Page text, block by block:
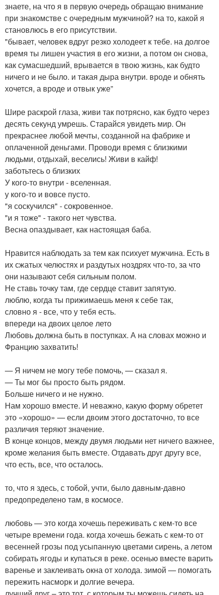
знаете, на что я в первую очередь обращаю внимание
при знакомстве с очередным мужчиной? на то, какой я
становлюсь в его присутствии.
"бывает, человек вдруг резко холодеет к тебе. на долгое
время ты лишен участия в его жизни, а потом он снова,
как сумасшедший, врывается в твою жизнь, как будто
ничего и не было. и такая дыра внутри. вроде и обнять
хочется, а вроде и отвык уже”
Шире раскрой глаза, живи так потрясно, как будто через
десять секунд умрешь. Старайся увидеть мир. Он
прекраснее любой мечты, созданной на фабрике и
оплаченной деньгами. Проводи время с близкими
людьми, отдыхай, веселись! Живи в кайф!
заботьтесь о близких
У кого-то внутри - вселенная.
у кого-то и вовсе пусто.
"я соскучился" - сокровенное.
"и я тоже" - такого нет чувства.
Весна опаздывает, как настоящая баба.
Нравится наблюдать за тем как психует мужчина. Есть в
их сжатых челюстях и раздутых ноздрях что-то, за что
они называют себя сильным полом.
Не ставь точку там, где сердце ставит запятую.
люблю, когда ты прижимаешь меня к себе так,
словно я - все, что у тебя есть.
впереди на двоих целое лето
Любовь должна быть в поступках. А на словах можно и
Францию захватить!
— Я ничем не могу тебе помочь, — сказал я.
— Ты мог бы просто быть рядом.
Больше ничего и не нужно.
Нам хорошо вместе. И неважно, какую форму обретет
это «хорошо» — если двоим этого достаточно, то все
различия теряют значение.
В конце концов, между двумя людьми нет ничего важнее,
кроме желания быть вместе. Отдавать друг другу все,
что есть, все, что осталось.
то, что я здесь, с тобой, учти, было давным-давно
предопределено там, в космосе.
любовь — это когда хочешь переживать с кем-то все
четыре времени года. когда хочешь бежать с кем-то от
весенней грозы под усыпанную цветами сирень, а летом
собирать ягоды и купаться в реке. осенью вместе варить
варенье и заклеивать окна от холода. зимой — помогать
пережить насморк и долгие вечера.